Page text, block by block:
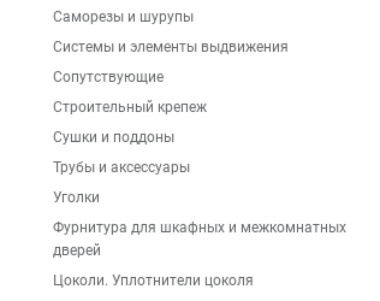
Саморезы и шурупы
Системы и элементы выдвижения
Сопутствующие
Строительный крепеж
Сушки и поддоны
Трубы и аксессуары
Уголки
Фурнитура для шкафных и межкомнатных
дверей
Цоколи. Уплотнители цоколя